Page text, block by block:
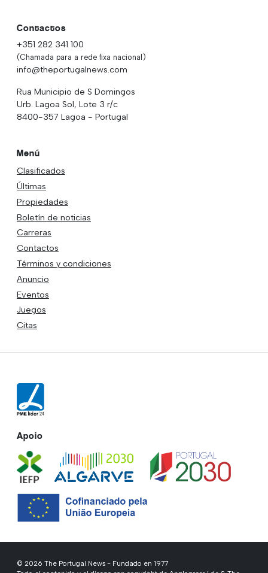
Contactos
+351 282 341 100
(Chamada para a rede fixa nacional)
info@theportugalnews.com
Rua Municipio de S Domingos
Urb. Lagoa Sol, Lote 3 r/c
8400-357 Lagoa - Portugal
Menú
Clasificados
Últimas
Propiedades
Boletín de noticias
Carreras
Contactos
Términos y condiciones
Anuncio
Eventos
Juegos
Citas
Apoio
© 2026 The Portugal News - Fundado en 1977